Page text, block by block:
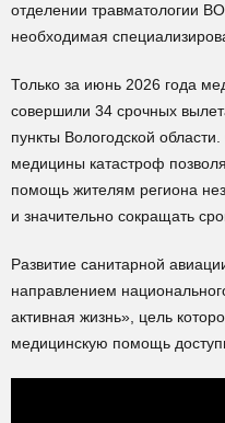
отделении травматологии
необходимая
Только за июнь 2026 года
совершили 34 срочных
пункты Вологодской
медицины катастроф
помощь жителям региона
и значительно сокращать
Развитие санитарной
направлением
активная жизнь», цель
медицинскую помощь